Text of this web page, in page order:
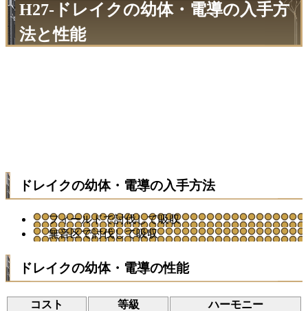
H27-ドレイクの幼体・電導の入手方
法と性能
ドレイクの幼体・電導の入手方法
フィールドで討伐して吸収
無音区で討伐して吸収
ドレイクの幼体・電導の性能
コスト 等級
ハーモニー